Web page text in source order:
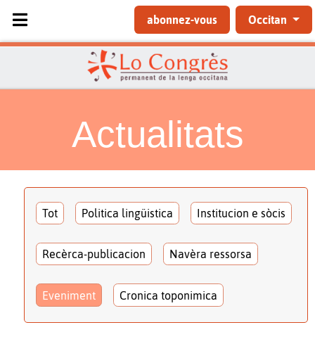
Sélectionnez votre langue
abonnez-vous Occitan
Actualitats
Tot Politica lingüistica Institucion e sòcis
Recèrca-publicacion Navèra ressorsa
Eveniment Cronica toponimica